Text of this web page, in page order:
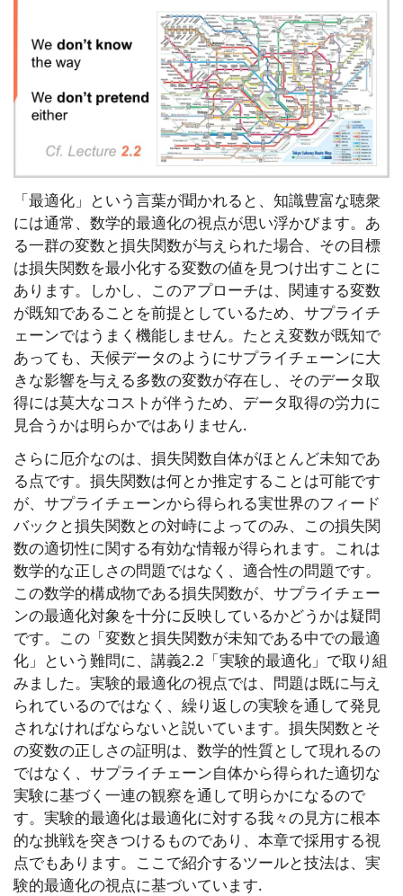
「最適化」という言葉が聞かれると、知識豊富な聴衆
には通常、数学的最適化の視点が思い浮かびます。あ
る一群の変数と損失関数が与えられた場合、その目標
は損失関数を最小化する変数の値を見つけ出すことに
あります。しかし、このアプローチは、関連する変数
が既知であることを前提としているため、サプライチ
ェーンではうまく機能しません。たとえ変数が既知で
あっても、天候データのようにサプライチェーンに大
きな影響を与える多数の変数が存在し、そのデータ取
得には莫大なコストが伴うため、データ取得の労力に
見合うかは明らかではありません.
さらに厄介なのは、損失関数自体がほとんど未知であ
る点です。損失関数は何とか推定することは可能です
が、サプライチェーンから得られる実世界のフィード
バックと損失関数との対峙によってのみ、この損失関
数の適切性に関する有効な情報が得られます。これは
数学的な正しさの問題ではなく、適合性の問題です。
この数学的構成物である損失関数が、サプライチェー
ンの最適化対象を十分に反映しているかどうかは疑問
です。この「変数と損失関数が未知である中での最適
化」という難問に、講義2.2「実験的最適化」で取り組
みました。実験的最適化の視点では、問題は既に与え
られているのではなく、繰り返しの実験を通して発見
されなければならないと説いています。損失関数とそ
の変数の正しさの証明は、数学的性質として現れるの
ではなく、サプライチェーン自体から得られた適切な
実験に基づく一連の観察を通して明らかになるので
す。実験的最適化は最適化に対する我々の見方に根本
的な挑戦を突きつけるものであり、本章で採用する視
点でもあります。ここで紹介するツールと技法は、実
験的最適化の視点に基づいています.